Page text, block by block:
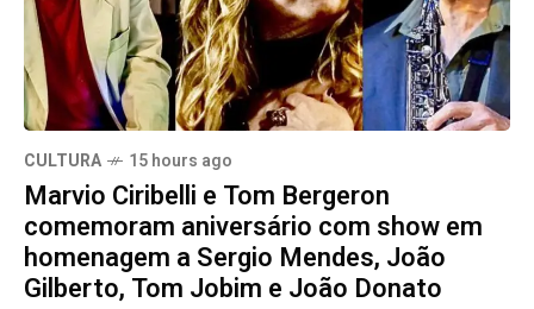
CULTURA 15 hours ago
Marvio Ciribelli e Tom Bergeron
comemoram aniversário com show em
homenagem a Sergio Mendes, João
Gilberto, Tom Jobim e João Donato